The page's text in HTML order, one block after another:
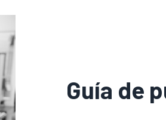
Guía de